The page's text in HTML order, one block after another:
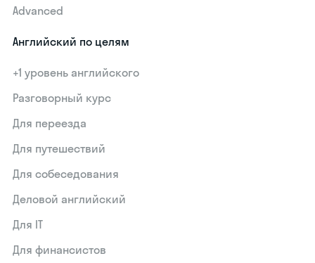
Advanced
Английский по целям
+1 уровень английского
Разговорный курс
Для переезда
Для путешествий
Для собеседования
Деловой английский
Для IT
Для финансистов